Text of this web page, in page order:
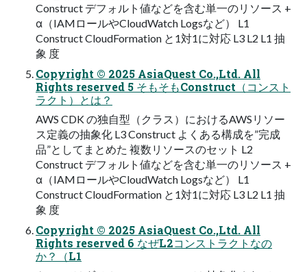
Construct デフォルト値などを含む単⼀のリソース +
α（IAMロールやCloudWatch Logsなど） L1
Construct CloudFormation と1対1に対応 L3 L2 L1 抽
象 度
Copyright © 2025 AsiaQuest Co.,Ltd. All
Rights reserved 5 そもそもConstruct（コンスト
ラクト）とは？
AWS CDK の独⾃型（クラス）におけるAWSリソー
ス定義の抽象化 L3 Construct よくある構成を”完成
品”としてまとめた 複数リソースのセット L2
Construct デフォルト値などを含む単⼀のリソース +
α（IAMロールやCloudWatch Logsなど） L1
Construct CloudFormation と1対1に対応 L3 L2 L1 抽
象 度
Copyright © 2025 AsiaQuest Co.,Ltd. All
Rights reserved 6 なぜL2コンストラクトなの
か？（L1